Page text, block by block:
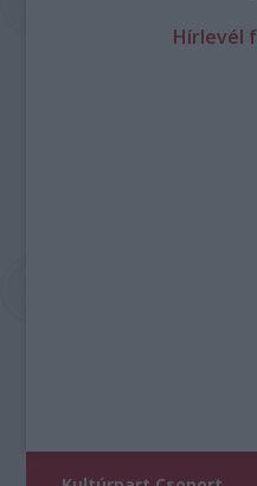
Hírlevél